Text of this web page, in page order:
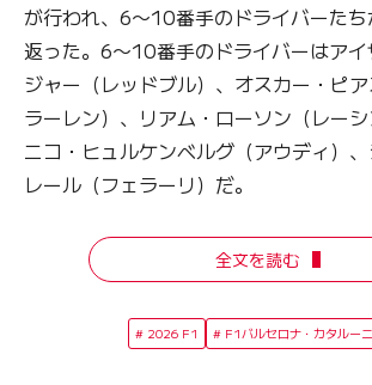
が行われ、6〜10番手のドライバーたち
返った。6〜10番手のドライバーはア
ジャー（レッドブル）、オスカー・ピ
ラーレン）、リアム・ローソン（レーシ
ニコ・ヒュルケンベルグ（アウディ）
レール（フェラーリ）だ。
全文を読む
2026 F1 F1バルセロナ・カタルー